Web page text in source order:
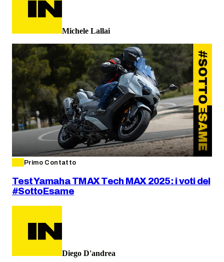
Michele Lallai
Primo Contatto
Test Yamaha TMAX Tech MAX 2025: i voti del
#SottoEsame
Diego D'andrea